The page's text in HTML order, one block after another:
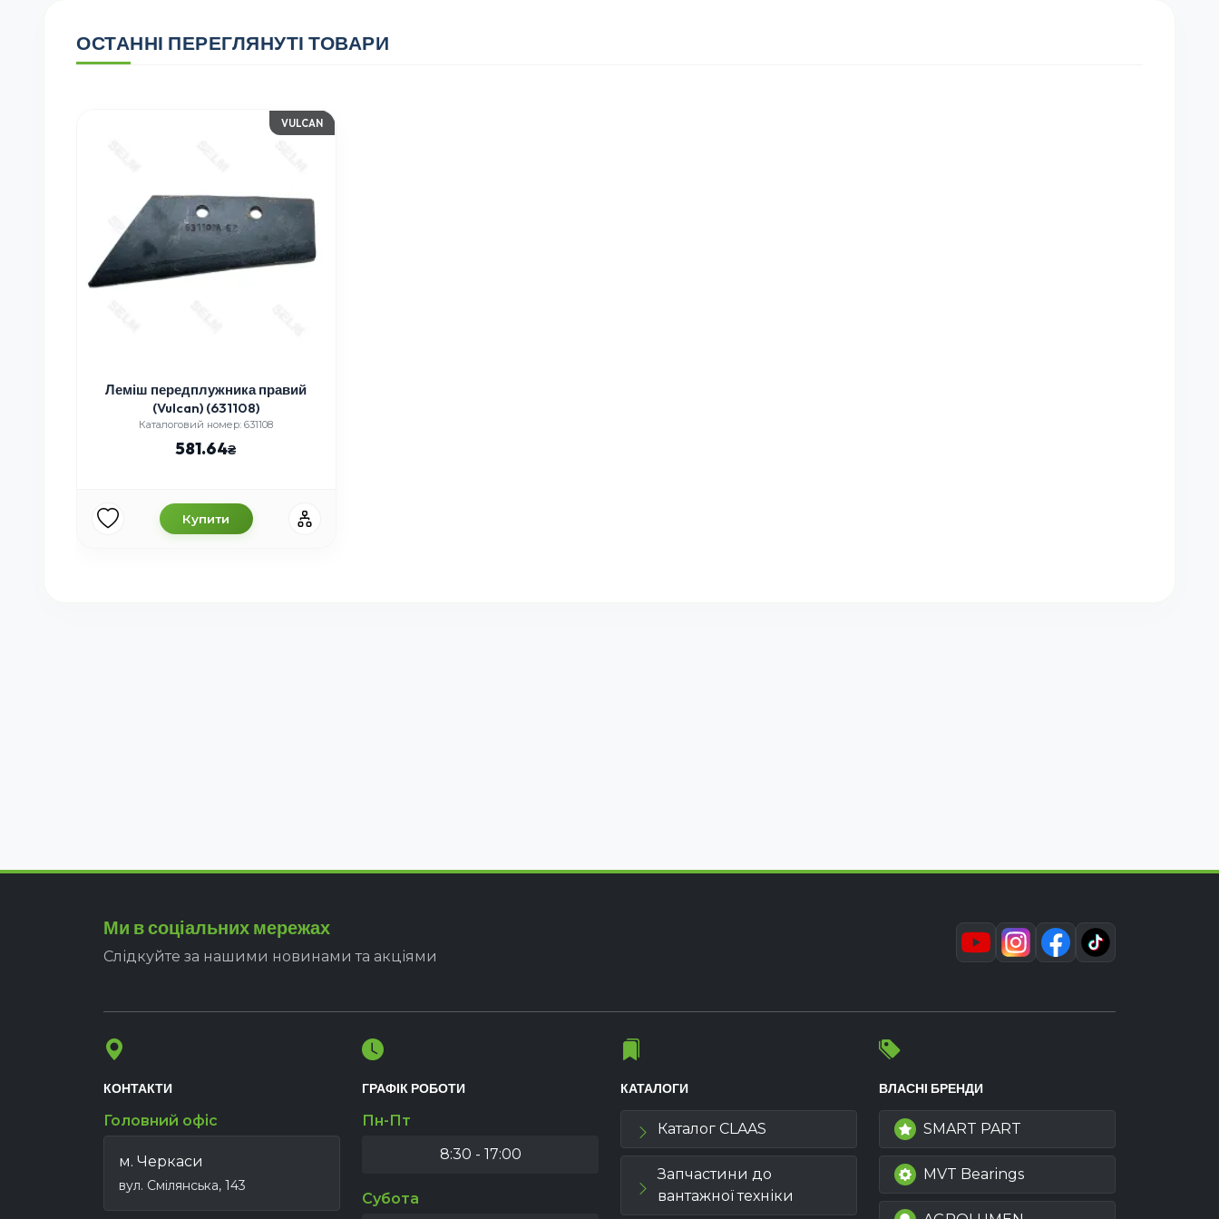
ОСТАННІ ПЕРЕГЛЯНУТІ ТОВАРИ
VULCAN
Леміш передплужника правий
(Vulcan) (631108)
Каталоговий номер: 631108
581.64
Купити
Ми в соціальних мережах
Слідкуйте за нашими новинами та акціями
КОНТАКТИ
Головний офіс
м. Черкаси
вул. Смілянська, 143
ГРАФІК РОБОТИ
Пн-Пт
8:30 - 17:00
Субота
КАТАЛОГИ
Каталог CLAAS
Запчастини до
вантажної техніки
ВЛАСНІ БРЕНДИ
SMART PART
MVT Bearings